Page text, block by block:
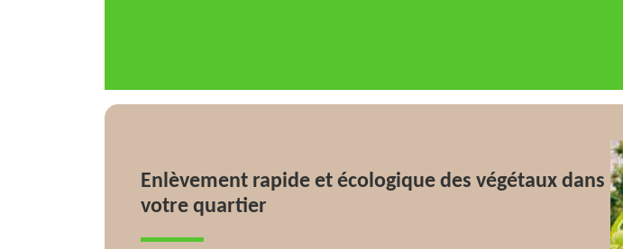
Enlèvement rapide et écologique des végétaux dans
votre quartier